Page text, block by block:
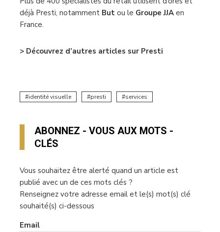
déjà Presti, notamment But ou le Groupe JJA en
France.
> Découvrez d’autres articles sur Presti
identité visuelle presti services
ABONNEZ - VOUS AUX MOTS -
CLÉS
Vous souhaitez être alerté quand un article est
publié avec un de ces mots clés ?
Renseignez votre adresse email et le(s) mot(s) clé
souhaité(s) ci-dessous
Email